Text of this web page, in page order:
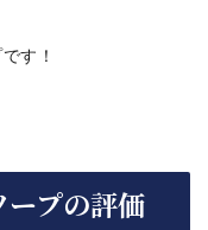
す！
プの評価